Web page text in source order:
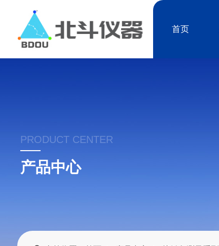
首页
PRODUCT CENTER
产品中心